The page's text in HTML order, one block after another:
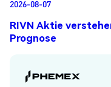
2026-08-07
RIVN Aktie
Prognose